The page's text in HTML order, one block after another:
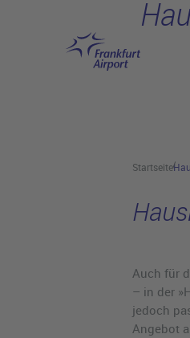
Startseite
Auch für
– in der
jedoch
Angebot